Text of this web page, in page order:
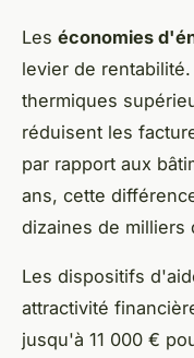
Les économies
levier de
thermiques
réduisent les
par rapport aux
ans, cette
dizaines de milliers
Les dispositifs
attractivité
jusqu'à 11 000 €